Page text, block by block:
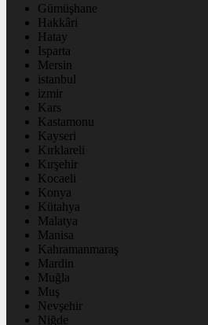
Gümüşhane
Hakkâri
Hatay
Isparta
Mersin
istanbul
izmir
Kars
Kastamonu
Kayseri
Kırklareli
Kırşehir
Kocaeli
Konya
Kütahya
Malatya
Manisa
Kahramanmaraş
Mardin
Muğla
Muş
Nevşehir
Niğde